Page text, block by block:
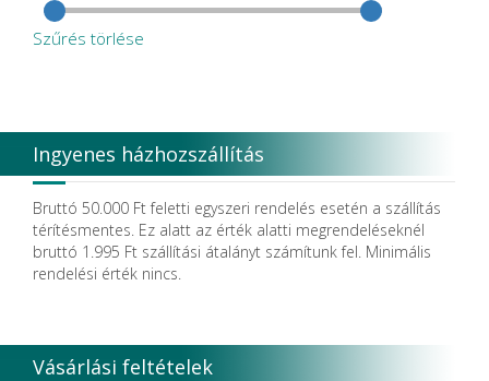
SURE DENT CORPORATION
VOCO
Szűrés törlése
Ingyenes házhozszállítás
Bruttó 50.000 Ft feletti egyszeri rendelés esetén a szállítás
térítésmentes. Ez alatt az érték alatti megrendeléseknél
bruttó 1.995 Ft szállítási átalányt számítunk fel. Minimális
rendelési érték nincs.
Vásárlási feltételek